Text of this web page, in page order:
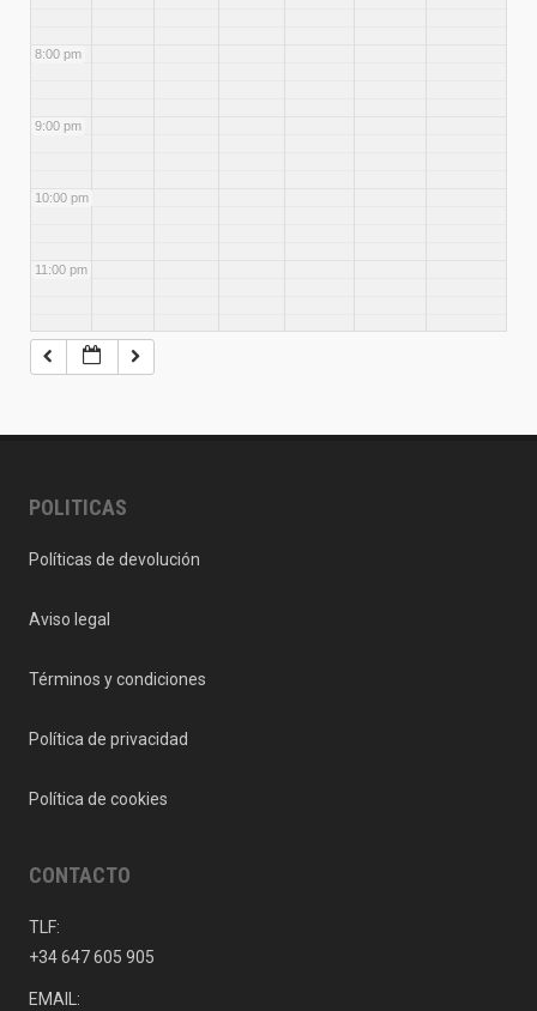
8:00 pm
9:00 pm
10:00 pm
11:00 pm
POLITICAS
Políticas de devolución
Aviso legal
Términos y condiciones
Política de privacidad
Política de cookies
CONTACTO
TLF:
+34 647 605 905
EMAIL: